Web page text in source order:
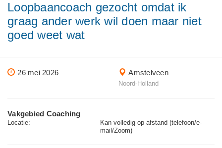
Loopbaancoach gezocht omdat ik
graag ander werk wil doen maar niet
goed weet wat
26 mei 2026 Amstelveen
Noord-Holland
Vakgebied Coaching
Locatie:
Kan volledig op afstand (telefoon/e-
mail/Zoom)